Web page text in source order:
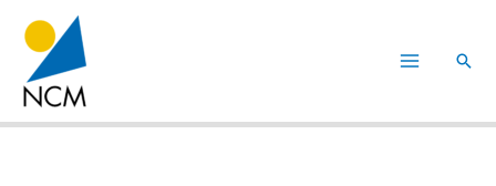
innehåll
Sök